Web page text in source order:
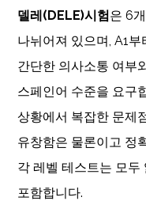
델레(DELE)시험은 6
나뉘어져 있으며, A1
간단한 의사소통 여부
스페인어 수준을 요구
상황에서 복잡한 문제
유창함은 물론이고 정
각 레벨 테스트는 모두
포함합니다.